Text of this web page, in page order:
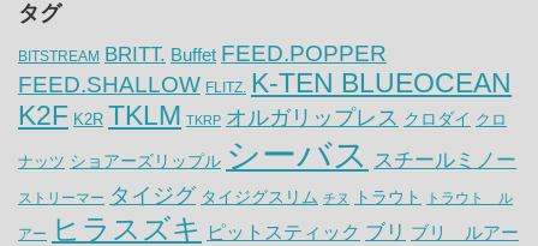
タグ
BITSTREAM BRITT. Buffet FEED.POPPER
FEED.SHALLOW FLITZ. K-TEN BLUEOCEAN
K2F K2R TKLM TKRP オルガリップレス クロダイ クロ
ナッツ ショアーズリップル シーバス スチールミノー
ストリーマー タイジグ タイジグスリム チヌ トラウト トラウト ル
アー ヒラスズキ ピットスティック ブリ ブリ ルアー